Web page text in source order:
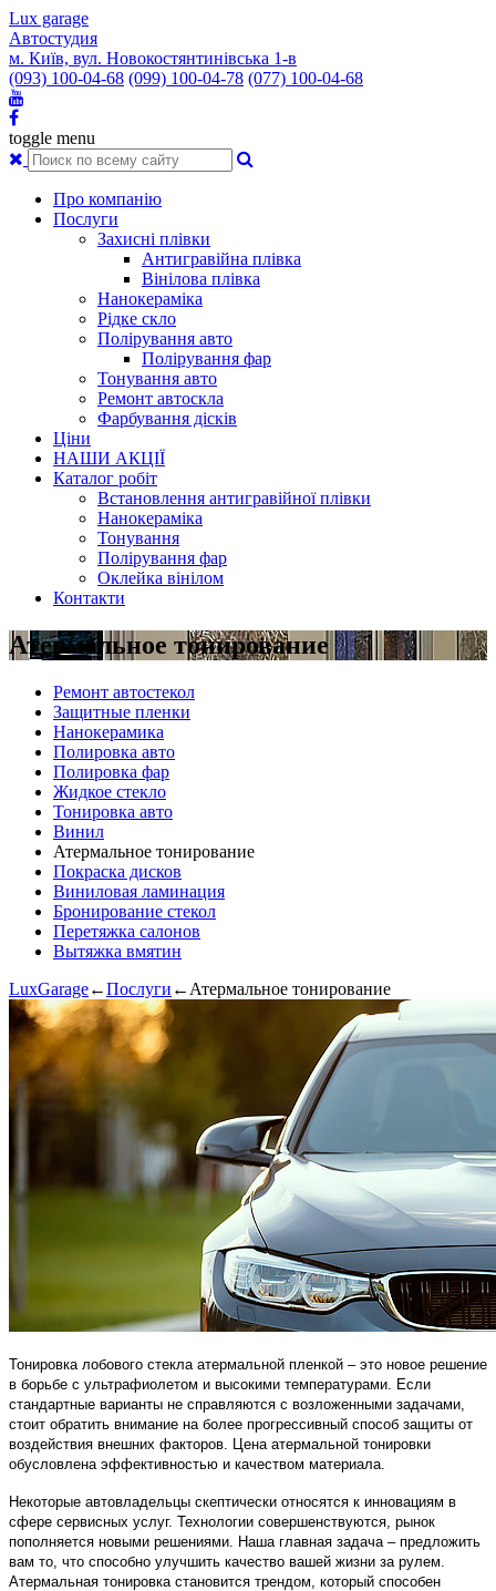
Lux garage
Автостудия
м. Київ, вул. Новокостянтинівська 1-в
(093) 100-04-68 (099) 100-04-78 (077) 100-04-68
toggle menu
Про компанію
Послуги
Захисні плівки
Антигравійна плівка
Вінілова плівка
Нанокераміка
Рідке скло
Полірування авто
Полірування фар
Тонування авто
Ремонт автоскла
Фарбування дісків
Ціни
НАШИ АКЦІЇ
Каталог робіт
Встановлення антигравійної плівки
Нанокераміка
Тонування
Полірування фар
Оклейка вінілом
Контакти
Атермальное тонирование
Ремонт автостекол
Защитные пленки
Нанокерамика
Полировка авто
Полировка фар
Жидкое стекло
Тонировка авто
Винил
Атермальное тонирование
Покраска дисков
Виниловая ламинация
Бронирование стекол
Перетяжка салонов
Вытяжка вмятин
LuxGarage←Послуги ← Атермальное тонирование
Тонировка лобового стекла атермальной пленкой – это новое решение
в борьбе с ультрафиолетом и высокими температурами. Если
стандартные варианты не справляются с возложенными задачами,
стоит обратить внимание на более прогрессивный способ защиты от
воздействия внешних факторов. Цена атермальной тонировки
обусловлена эффективностью и качеством материала.
Некоторые автовладельцы скептически относятся к инновациям в
сфере сервисных услуг. Технологии совершенствуются, рынок
пополняется новыми решениями. Наша главная задача – предложить
вам то, что способно улучшить качество вашей жизни за рулем.
Атермальная тонировка становится трендом, который способен